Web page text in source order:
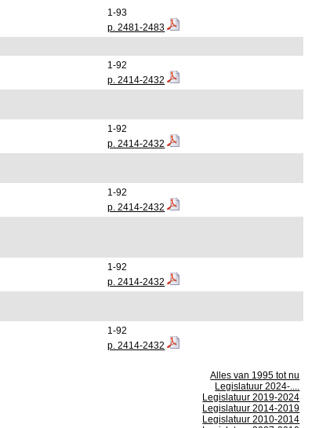
1-93
p. 2481-2483
1-92
p. 2414-2432
1-92
p. 2414-2432
1-92
p. 2414-2432
1-92
p. 2414-2432
1-92
p. 2414-2432
Alles van 1995 tot nu
Legislatuur 2024-....
Legislatuur 2019-2024
Legislatuur 2014-2019
Legislatuur 2010-2014